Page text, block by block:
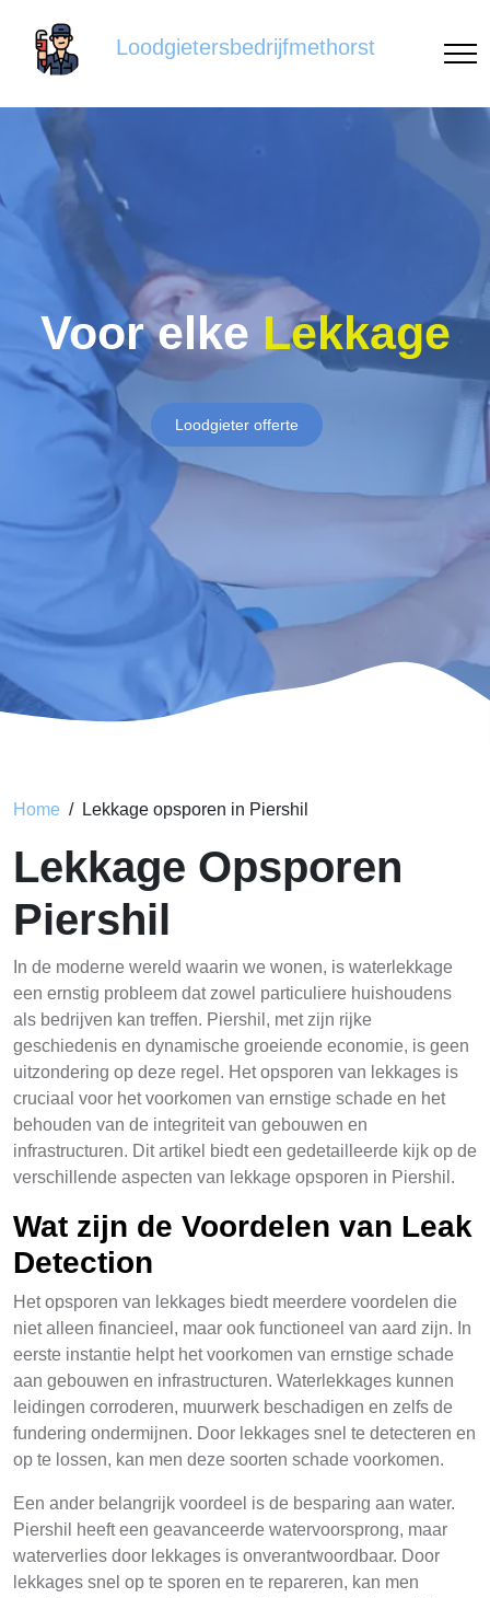
Loodgietersbedrijfmethorst
Voor elke Lekkage
Loodgieter offerte
Home Lekkage opsporen in Piershil
Lekkage Opsporen
Piershil
In de moderne wereld waarin we wonen, is waterlekkage
een ernstig probleem dat zowel particuliere huishoudens
als bedrijven kan treffen. Piershil, met zijn rijke
geschiedenis en dynamische groeiende economie, is geen
uitzondering op deze regel. Het opsporen van lekkages is
cruciaal voor het voorkomen van ernstige schade en het
behouden van de integriteit van gebouwen en
infrastructuren. Dit artikel biedt een gedetailleerde kijk op de
verschillende aspecten van lekkage opsporen in Piershil.
Wat zijn de Voordelen van Leak
Detection
Het opsporen van lekkages biedt meerdere voordelen die
niet alleen financieel, maar ook functioneel van aard zijn. In
eerste instantie helpt het voorkomen van ernstige schade
aan gebouwen en infrastructuren. Waterlekkages kunnen
leidingen corroderen, muurwerk beschadigen en zelfs de
fundering ondermijnen. Door lekkages snel te detecteren en
op te lossen, kan men deze soorten schade voorkomen.
Een ander belangrijk voordeel is de besparing aan water.
Piershil heeft een geavanceerde watervoorsprong, maar
waterverlies door lekkages is onverantwoordbaar. Door
lekkages snel op te sporen en te repareren, kan men